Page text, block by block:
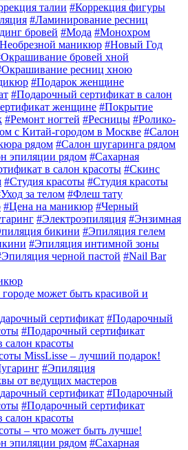
талии #Коррекция фигуры
#Ламинирование ресниц
бровей #Мода #Монохром
Необрезной маникюр #Новый Год
Окрашивание бровей хной
Окрашивание ресниц хною
#Подарок женщине
#Подарочный сертификат в салон
женщине #Покрытие
#Ремонт ногтей #Ресницы #Ролико-
с Китай-городом в Москве #Салон
рядом #Салон шугаринга рядом
эпиляции рядом #Сахарная
в салон красоты #Скинс
#Студия красоты #Студия красоты
Уход за телом #Флеш тату
#Цена на маникюр #Черный
#Электроэпиляция #Энзимная
бикини #Эпиляция гелем
#Эпиляция интимной зоны
Эпиляция черной пастой #Nail Bar
может быть красивой и
сертификат #Подарочный
#Подарочный сертификат
салон красоты
MissLisse – лучший подарок!
#Эпиляция
от ведущих мастеров
сертификат #Подарочный
#Подарочный сертификат
салон красоты
– что может быть лучше!
эпиляции рядом #Сахарная